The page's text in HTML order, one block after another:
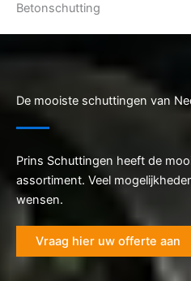
Betonschutting
De mooiste schuttingen van
Prins Schuttingen heeft de
assortiment. Veel
wensen.
Vraag hier uw offerte aan